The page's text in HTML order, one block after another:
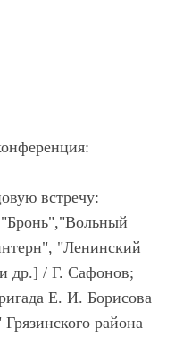
встречу:
"Бронь","Вольный
"Ленинский
др.] / Г. Сафонов;
Е. И. Борисова
района